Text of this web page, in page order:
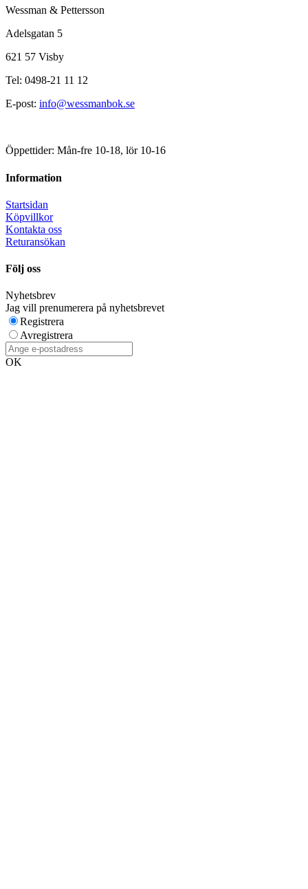
Wessman & Pettersson
Adelsgatan 5
621 57 Visby
Tel: 0498-21 11 12
E-post: info@wessmanbok.se
Öppettider: Mån-fre 10-18, lör 10-16
Information
Startsidan
Köpvillkor
Kontakta oss
Returansökan
Följ oss
Nyhetsbrev
Jag vill prenumerera på nyhetsbrevet
Registrera
Avregistrera
OK